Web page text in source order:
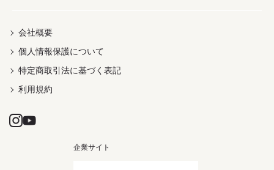
紅芋
茶葉
UVケア
伝統工芸品
会社概要
個人情報保護について
特定商取引法に基づく表記
利用規約
企業サイト